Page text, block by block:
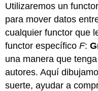
Utilizaremos un
para mover datos
cualquier functor que
functor específicoF:
una manera que
autores. Aquí
suerte, ayudar a